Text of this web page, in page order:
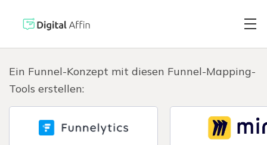
PRAXISORIENTIERTER
SOFTWARE-BLOG
Ein Funnel-Konzept mit diesen Funnel-Mapping-
Tools erstellen: